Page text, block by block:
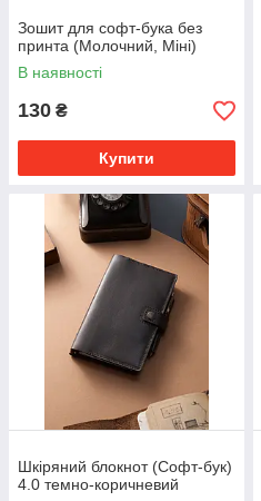
Зошит для софт-бука без
принта (Молочний, Міні)
В наявності
130 ₴
Купити
Шкіряний блокнот (Софт-бук)
4.0 темно-коричневий